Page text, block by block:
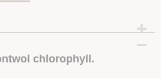
chlorophyll.